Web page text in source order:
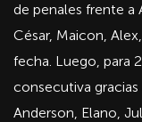
de penales frente a
César, Maicon,
fecha. Luego, para
consecutiva
Anderson, Elano,